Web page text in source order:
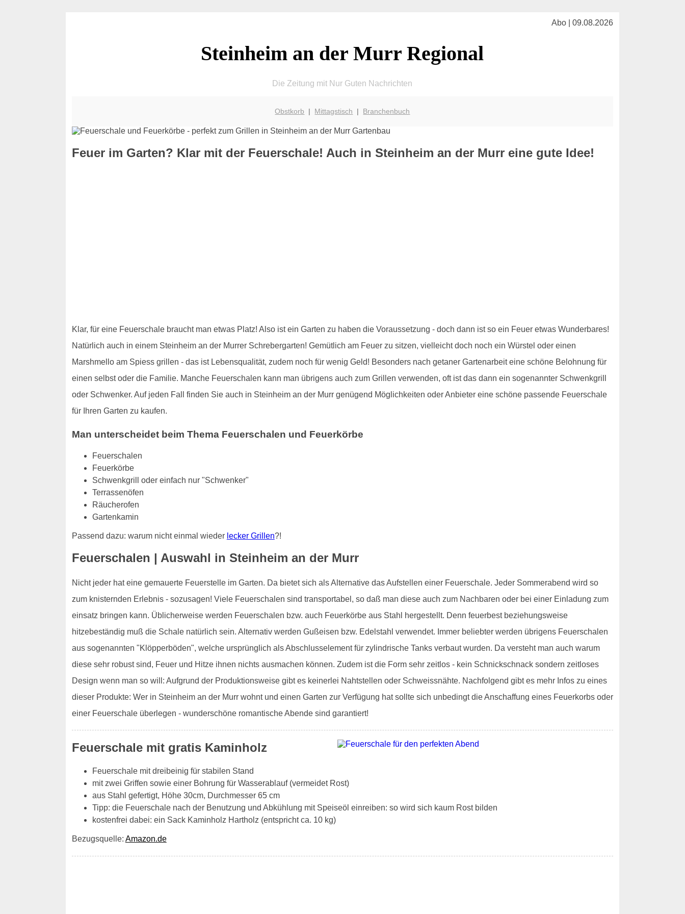
Abo | 09.08.2026
Steinheim an der Murr Regional
Die Zeitung mit Nur Guten Nachrichten
Obstkorb | Mittagstisch | Branchenbuch
Feuer im Garten? Klar mit der Feuerschale! Auch in Steinheim an der Murr eine gute Idee!
Klar, für eine Feuerschale braucht man etwas Platz! Also ist ein Garten zu haben die Voraussetzung - doch dann ist so ein Feuer etwas Wunderbares!
Natürlich auch in einem Steinheim an der Murrer Schrebergarten! Gemütlich am Feuer zu sitzen, vielleicht doch noch ein Würstel oder einen
Marshmello am Spiess grillen - das ist Lebensqualität, zudem noch für wenig Geld! Besonders nach getaner Gartenarbeit eine schöne Belohnung für
einen selbst oder die Familie. Manche Feuerschalen kann man übrigens auch zum Grillen verwenden, oft ist das dann ein sogenannter Schwenkgrill
oder Schwenker. Auf jeden Fall finden Sie auch in Steinheim an der Murr genügend Möglichkeiten oder Anbieter eine schöne passende Feuerschale
für Ihren Garten zu kaufen.
Man unterscheidet beim Thema Feuerschalen und Feuerkörbe
Feuerschalen
Feuerkörbe
Schwenkgrill oder einfach nur "Schwenker"
Terrassenöfen
Räucherofen
Gartenkamin
Passend dazu: warum nicht einmal wieder lecker Grillen?!
Feuerschalen | Auswahl in Steinheim an der Murr
Nicht jeder hat eine gemauerte Feuerstelle im Garten. Da bietet sich als Alternative das Aufstellen einer Feuerschale. Jeder Sommerabend wird so
zum knisternden Erlebnis - sozusagen! Viele Feuerschalen sind transportabel, so daß man diese auch zum Nachbaren oder bei einer Einladung zum
einsatz bringen kann. Üblicherweise werden Feuerschalen bzw. auch Feuerkörbe aus Stahl hergestellt. Denn feuerbest beziehungsweise
hitzebeständig muß die Schale natürlich sein. Alternativ werden Gußeisen bzw. Edelstahl verwendet. Immer beliebter werden übrigens Feuerschalen
aus sogenannten "Klöpperböden", welche ursprünglich als Abschlusselement für zylindrische Tanks verbaut wurden. Da versteht man auch warum
diese sehr robust sind, Feuer und Hitze ihnen nichts ausmachen können. Zudem ist die Form sehr zeitlos - kein Schnickschnack sondern zeitloses
Design wenn man so will: Aufgrund der Produktionsweise gibt es keinerlei Nahtstellen oder Schweissnähte. Nachfolgend gibt es mehr Infos zu eines
dieser Produkte: Wer in Steinheim an der Murr wohnt und einen Garten zur Verfügung hat sollte sich unbedingt die Anschaffung eines Feuerkorbs oder
einer Feuerschale überlegen - wunderschöne romantische Abende sind garantiert!
Feuerschale mit gratis Kaminholz
Feuerschale mit dreibeinig für stabilen Stand
mit zwei Griffen sowie einer Bohrung für Wasserablauf (vermeidet Rost)
aus Stahl gefertigt, Höhe 30cm, Durchmesser 65 cm
Tipp: die Feuerschale nach der Benutzung und Abkühlung mit Speiseöl einreiben: so wird sich kaum Rost bilden
kostenfrei dabei: ein Sack Kaminholz Hartholz (entspricht ca. 10 kg)
Bezugsquelle: Amazon.de